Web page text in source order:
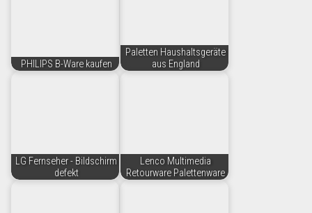
PHILIPS B-Ware kaufen
Paletten Haushaltsgeräte
aus England
LG Fernseher - Bildschirm
defekt
Lenco Multimedia
Retourware Palettenware